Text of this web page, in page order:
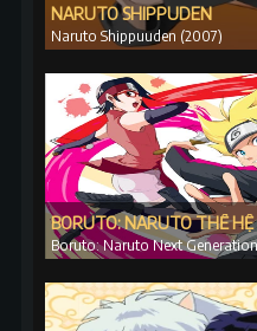
NARUTO SHIPPUDEN
Naruto Shippuuden (2007)
BORUTO: NARUTO THẾ HỆ
Boruto: Naruto Next